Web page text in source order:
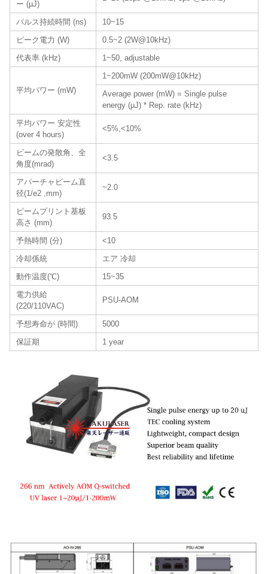
ー (µJ)
パルス持続時間 (ns)
10~15
ピーク電力 (W)
0.5~2 (2W@10kHz)
代表率 (kHz)
1~50, adjustable
平均パワー (mW)
1~200mW (200mW@10kHz)
Average power (mW) = Single pulse
energy (µJ) * Rep. rate (kHz)
平均パワー 安定性
(over 4 hours)
<5%,<10%
ビームの発散角、全
角度(mrad)
<3.5
アパーチャビーム直
径(1/e2 ,mm)
~2.0
ビームプリント基板
高さ (mm)
93.5
予熱時間 (分)
<10
冷却係統
エア 冷却
動作温度(℃)
15~35
電力供給
(220/110VAC)
PSU-AOM
予想寿命が (時間)
5000
保証期
1 year